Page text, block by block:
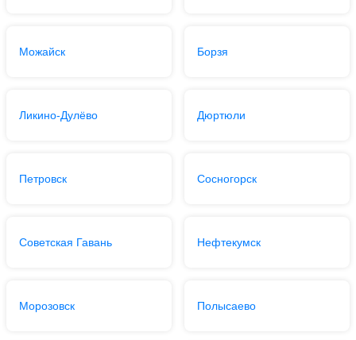
Можайск Борзя
Ликино-Дулёво Дюртюли
Петровск Сосногорск
Советская Гавань Нефтекумск
Морозовск Полысаево